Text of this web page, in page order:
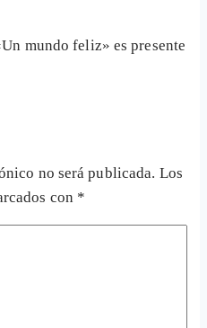
mundo feliz» es presente
no será publicada. Los
con *